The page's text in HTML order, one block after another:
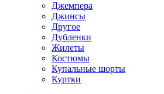
Джемпера
Джинсы
Другое
Дубленки
Жилеты
Костюмы
Купальные шорты
Куртки